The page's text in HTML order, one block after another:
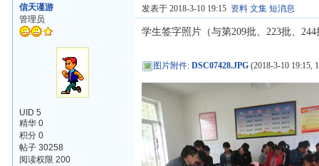
信天谨游
管理员
UID 5
精华 0
积分 0
帖子 30258
阅读权限 200
发表于 2018-3-10 19:15 资料 文集 短消息
学生签字照片（与第209批、223批、
图片附件:DSC07428.JPG (2018-3-10 19:15,